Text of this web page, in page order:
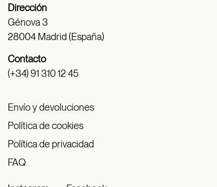
Dirección
Génova 3
28004 Madrid (España)
Contacto
(+34) 91 310 12 45
Envío y devoluciones
Política de cookies
Política de privacidad
FAQ